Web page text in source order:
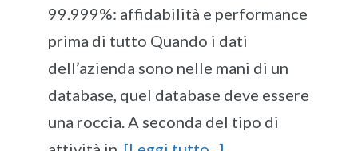
99.999%: affidabilità e performance
prima di tutto Quando i dati
dell’azienda sono nelle mani di un
database, quel database deve essere
una roccia. A seconda del tipo di